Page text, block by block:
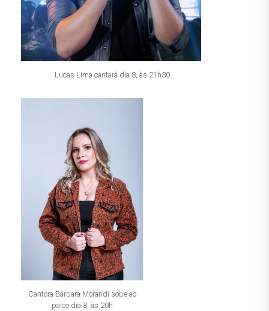
Lucas Lima cantará dia 8, às 21h30
Cantora Bárbara Morandi sobe ao
palco dia 8, às 20h